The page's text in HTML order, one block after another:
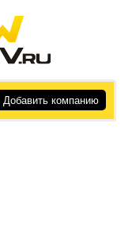
Добавить компанию